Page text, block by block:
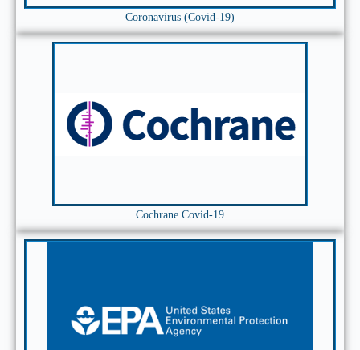
Coronavirus (Covid-19)
Cochrane Covid-19